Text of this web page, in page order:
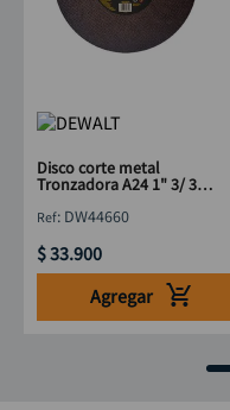
Disco corte metal
Tronzadora A24 1" 3/ 32
: DW44660
$33.900
Agregar